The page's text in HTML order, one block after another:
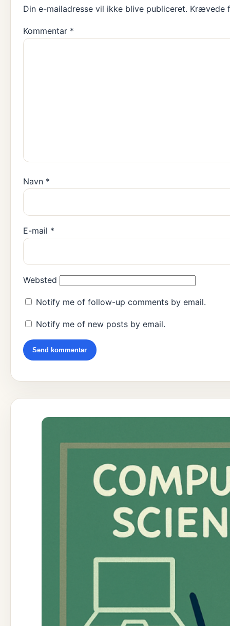
Din e-mailadresse vil ikke blive publiceret. Krævede
Kommentar *
Navn *
E-mail *
Websted
Notify me of follow-up comments by email.
Notify me of new posts by email.